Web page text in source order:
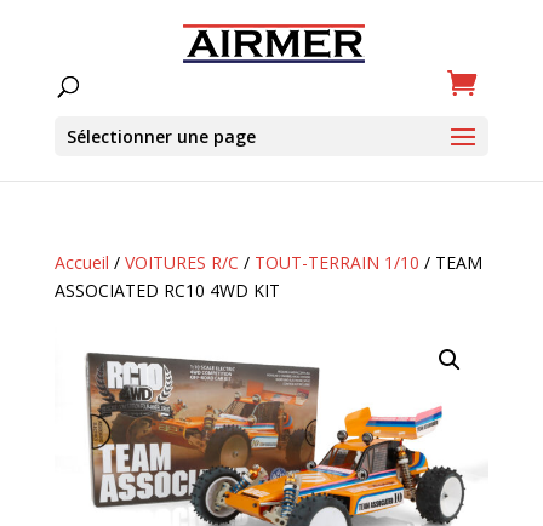
Sélectionner une page
Accueil / VOITURES R/C / TOUT-TERRAIN 1/10 / TEAM
ASSOCIATED RC10 4WD KIT